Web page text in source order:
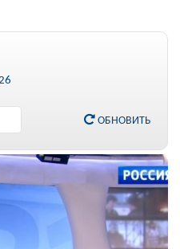
ОБНОВИТЬ